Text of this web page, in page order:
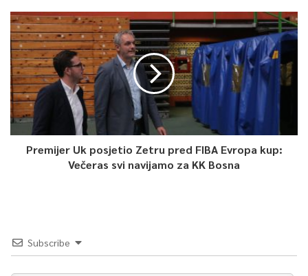
Sigurne kuće u Sarajevu i osiguravanju adekvatnog zbrinjavanja
korisnica.
-Kantonalno javno preduzeće ZOI’84 najavilo je početak
pretprodaje sezonskih ski karata za novu skijašku sezonu. U
odnosu na prethodnu godinu primijetan je porast cijena oko
20 posto skoro svih karata. Pretprodaja počinje u četvrtak
putem online platformi i trajat će do 15. oktobra.
Premijer Uk posjetio Zetru pred FIBA Evropa kup:
Večeras svi navijamo za KK Bosna
Subscribe